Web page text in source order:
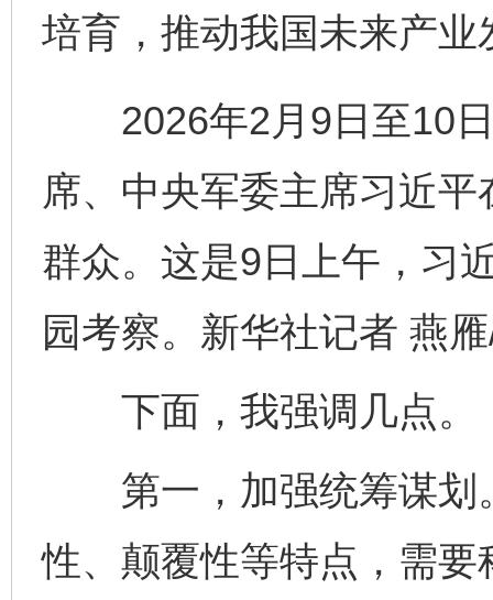
培育，推动我国未来产
2026年2月9日至10日
席、中央军委主席习近
群众。这是9日上午，习
园考察。新华社记者 燕
下面，我强调几点。
第一，加强统筹谋划
性、颠覆性等特点，需